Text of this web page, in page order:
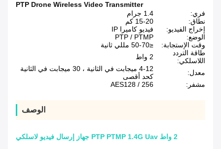
PTP Drone Wireless Video Transmitter
فري:
1.4 جرام
نطاق:
15-20 كم
إخراج الفيديو:
فيديو كاميرا IP
الوضع:
PTP / PTMP
وقت الإستجابة:
≤50-70 مللي ثانية
طاقة التردد
اللاسلكي:
2 واط
معدل:
4-12 ميجابت في الثانية ، 30 ميجابت في الثانية
كحد أقصى
مشفر:
AES128 / 256
الوصف
2 واط PTP PTMP 1.4G Uav جهاز إرسال فيديو لاسلكي